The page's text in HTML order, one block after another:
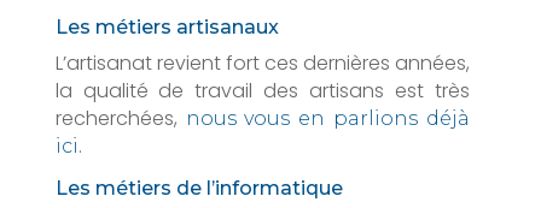
Les métiers artisanaux
L’artisanat revient fort ces dernières années,
la qualité de travail des artisans est très
recherchées, nous vous en parlions déjà
ici.
Les métiers de l’informatique